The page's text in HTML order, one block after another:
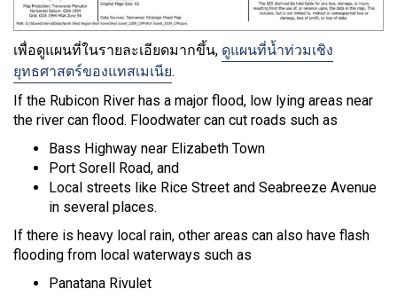
เพื่อดูแผนที่ในรายละเอียดมากขึ้น, ดูแผนที่น้ำท่วมเชิง
ยุทธศาสตร์ของแทสเมเนีย.
If the Rubicon River has a major flood, low lying areas near
the river can flood. Floodwater can cut roads such as
Bass Highway near Elizabeth Town
Port Sorell Road, and
Local streets like Rice Street and Seabreeze Avenue
in several places.
If there is heavy local rain, other areas can also have flash
flooding from local waterways such as
Panatana Rivulet